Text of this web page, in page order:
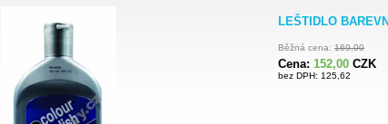
LEŠTIDLO
Běžná cena: 169,00
Cena: 152,00 CZK
bez DPH: 125,62